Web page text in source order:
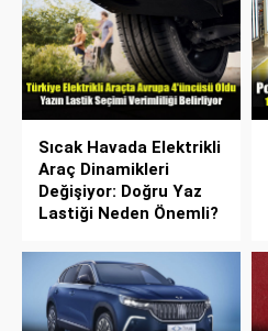
Sıcak Havada Elektrikli
Araç Dinamikleri
Değişiyor: Doğru Yaz
Lastiği Neden Önemli?